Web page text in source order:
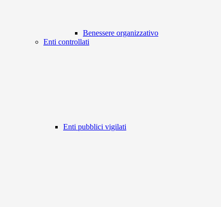
Benessere organizzativo
Enti controllati
Enti pubblici vigilati